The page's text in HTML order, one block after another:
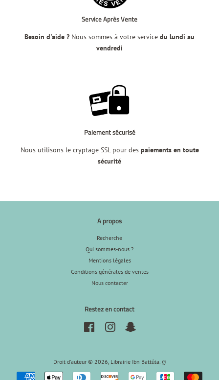
Service Après Vente
Besoin d'aide ? Nous sommes à votre service du lundi au
vendredi
Paiement sécurisé
Nous utilisons le cryptage SSL pour des paiements en toute
sécurité
A propos
Recherche
Qui sommes-nous ?
Mentions légales
Conditions générales de ventes
Nous contacter
Restez en contact
FacebookInstagram
Droit d'auteur © 2026, Librairie Ibn Battûta. ღ
Icônes